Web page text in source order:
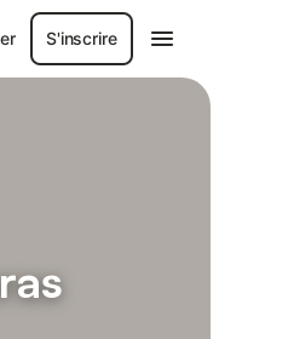
S'inscrire